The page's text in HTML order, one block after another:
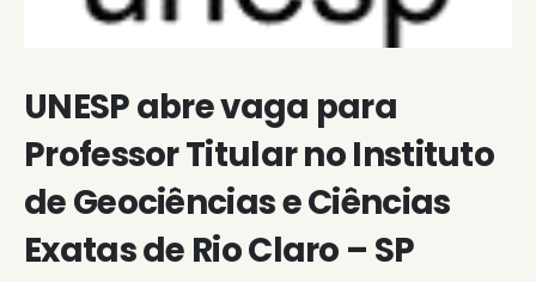
UNESP abre vaga para
Professor Titular no Instituto
de Geociências e Ciências
Exatas de Rio Claro – SP